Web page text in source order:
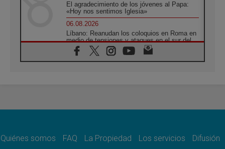
El agradecimiento de los jóvenes al Papa:
«Hoy nos sentimos Iglesia»
06.08.2026
Líbano: Reanudan los coloquios en Roma en
medio de tensiones y ataques en el sur del
país
06.08.2026
noticia para todo el Uruguay
Quiénes somos FAQ La Propiedad Los servicios Difusión